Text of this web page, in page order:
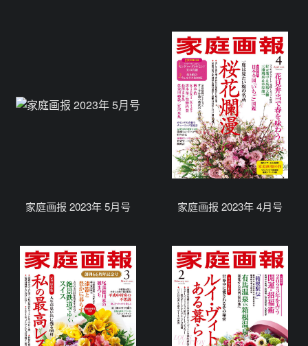
家庭画报 2023年 5月号 家庭画报 2023年 4月号